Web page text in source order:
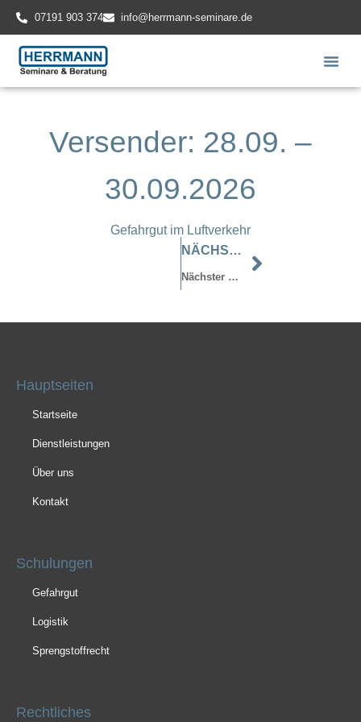
07191 903 374 info@herrmann-seminare.de
Versender: 28.09. –
30.09.2026
Gefahrgut im Luftverkehr
NÄCHSTER
Nächster Beitrag
Hauptseiten
Startseite
Dienstleistungen
Über uns
Kontakt
Schulungen
Gefahrgut
Logistik
Sprengstoffrecht
Rechtliches